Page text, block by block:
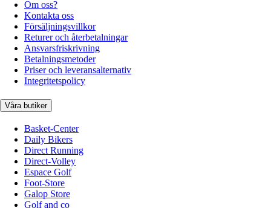
Om oss?
Kontakta oss
Försäljningsvillkor
Returer och återbetalningar
Ansvarsfriskrivning
Betalningsmetoder
Priser och leveransalternativ
Integritetspolicy
Våra butiker
Basket-Center
Daily Bikers
Direct Running
Direct-Volley
Espace Golf
Foot-Store
Galop Store
Golf and co